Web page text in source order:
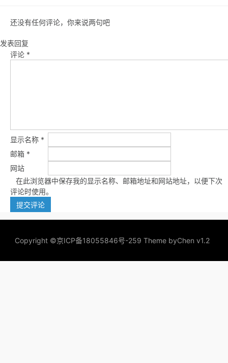
还没有任何评论，你来说两句吧
发表回复
评论 *
显示名称 *
邮箱 *
网站
在此浏览器中保存我的显示名称、邮箱地址和网站地址，以便下次
评论时使用。
Copyright ©京ICP备18055846号-259 Theme byChen v1.2